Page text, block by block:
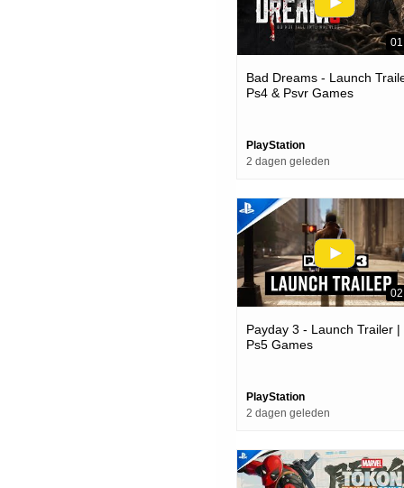
Bad Dreams - Launch
Ps4 & Psvr Games
PlayStation
2 dagen geleden
Payday 3 - Launch Trailer |
Ps5 Games
PlayStation
2 dagen geleden